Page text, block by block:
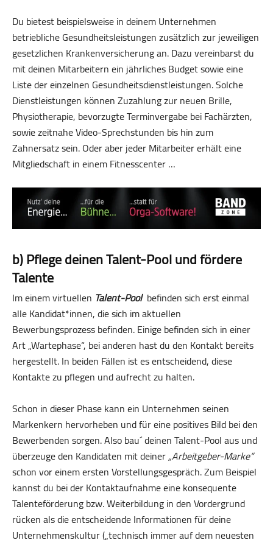
Du bietest beispielsweise in deinem Unternehmen
betriebliche Gesundheitsleistungen zusätzlich zur jeweiligen
gesetzlichen Krankenversicherung an. Dazu vereinbarst du
mit deinen Mitarbeitern ein jährliches Budget sowie eine
Liste der einzelnen Gesundheitsdienstleistungen. Solche
Dienstleistungen können Zuzahlung zur neuen Brille,
Physiotherapie, bevorzugte Terminvergabe bei Fachärzten,
sowie zeitnahe Video-Sprechstunden bis hin zum
Zahnersatz sein. Oder aber jeder Mitarbeiter erhält eine
Mitgliedschaft in einem Fitnesscenter …
b) Pflege deinen Talent-Pool und fördere
Talente
Im einem virtuellen Talent-Poolbefinden sich erst einmal
alle Kandidat*innen, die sich im aktuellen
Bewerbungsprozess befinden. Einige befinden sich in einer
Art „Wartephase“, bei anderen hast du den Kontakt bereits
hergestellt. In beiden Fällen ist es entscheidend, diese
Kontakte zu pflegen und aufrecht zu halten.
Schon in dieser Phase kann ein Unternehmen seinen
Markenkern hervorheben und für eine positives Bild bei den
Bewerbenden sorgen. Also bau´ deinen Talent-Pool aus und
überzeuge den Kandidaten mit deiner„Arbeitgeber-Marke“
schon vor einem ersten Vorstellungsgespräch. Zum Beispiel
kannst du bei der Kontaktaufnahme eine konsequente
Talenteförderung bzw. Weiterbildung in den Vordergrund
rücken als die entscheidende Informationen für deine
Unternehmenskultur („technisch immer auf dem neuesten